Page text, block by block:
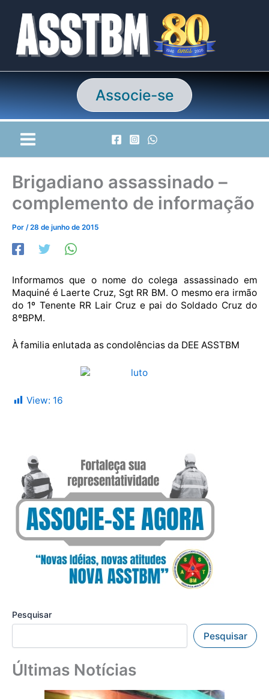
conteúdo
Associe-se
Brigadiano assassinado –
complemento de informação
Por /28 de junho de 2015
Informamos que o nome do colega assassinado em
Maquiné é Laerte Cruz, Sgt RR BM. O mesmo era irmão
do 1º Tenente RR Lair Cruz e pai do Soldado Cruz do
8ºBPM.
À familia enlutada as condolências da DEE ASSTBM
View: 16
Pesquisar
Pesquisar
Últimas Notícias